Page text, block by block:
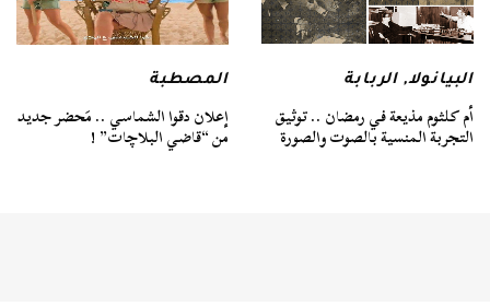
البيانولا,الربابة
أم كلثوم مذيعة في رمضان .. توثيق
التجربة المنسية بالصوت والصورة
المصطبة
إعلان دقوا الشماسي .. مَحضر جديد
من “قاضي البلاچات” !